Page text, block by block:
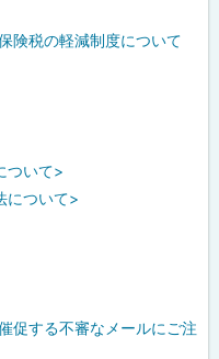
険税の軽減制度について
ついて>
について>
促する不審なメールにご注